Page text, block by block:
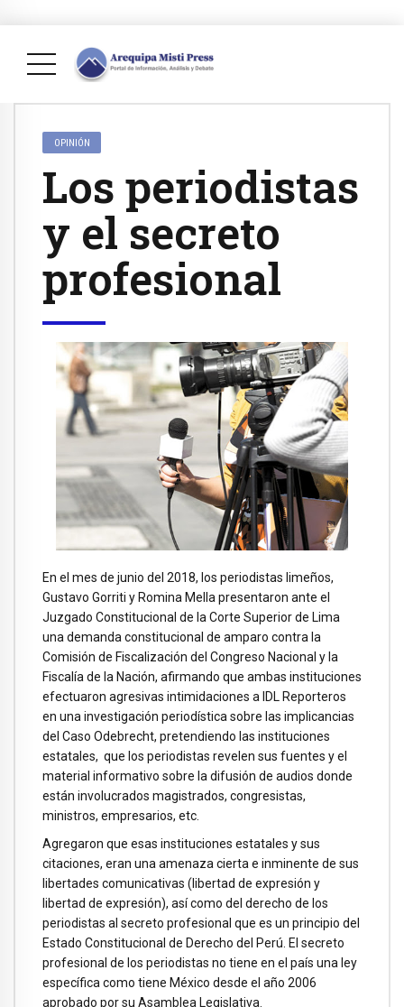
OPINIÓN
Los periodistas
y el secreto
profesional
En el mes de junio del 2018, los periodistas limeños,
Gustavo Gorriti y Romina Mella presentaron ante el
Juzgado Constitucional de la Corte Superior de Lima
una demanda constitucional de amparo contra la
Comisión de Fiscalización del Congreso Nacional y la
Fiscalía de la Nación, afirmando que ambas instituciones
efectuaron agresivas intimidaciones a IDL Reporteros
en una investigación periodística sobre las implicancias
del Caso Odebrecht, pretendiendo las instituciones
estatales, que los periodistas revelen sus fuentes y el
material informativo sobre la difusión de audios donde
están involucrados magistrados, congresistas,
ministros, empresarios, etc.
Agregaron que esas instituciones estatales y sus
citaciones, eran una amenaza cierta e inminente de sus
libertades comunicativas (libertad de expresión y
libertad de expresión), así como del derecho de los
periodistas al secreto profesional que es un principio del
Estado Constitucional de Derecho del Perú. El secreto
profesional de los periodistas no tiene en el país una ley
específica como tiene México desde el año 2006
aprobado por su Asamblea Legislativa.